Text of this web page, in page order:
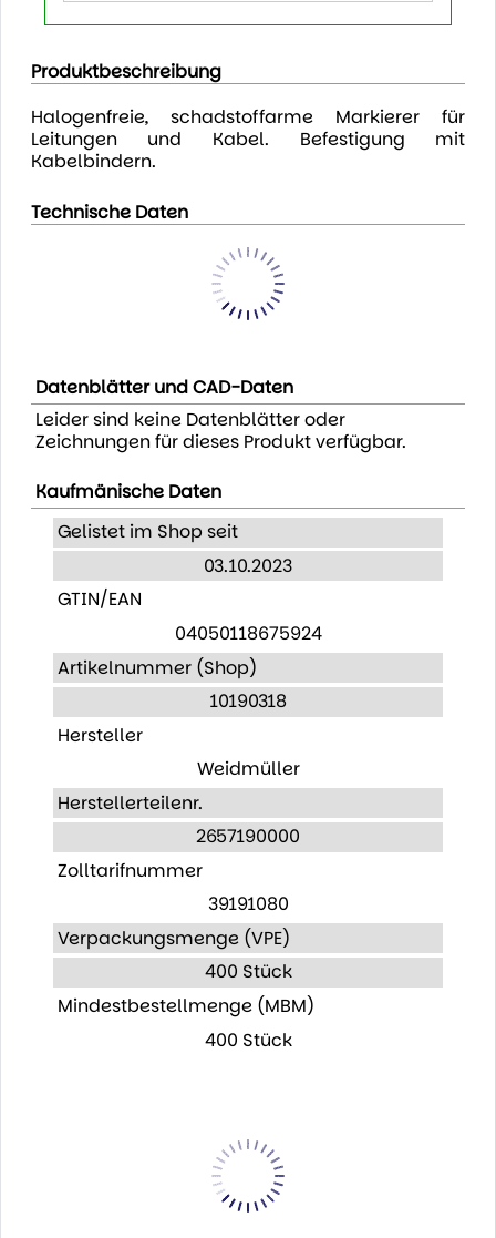
Produktbeschreibung
Halogenfreie, schadstoffarme Markierer für
Leitungen und Kabel. Befestigung mit
Kabelbindern.
Technische Daten
Datenblätter und CAD-Daten
Leider sind keine Datenblätter oder
Zeichnungen für dieses Produkt verfügbar.
Kaufmänische Daten
Gelistet im Shop seit
03.10.2023
GTIN/EAN
04050118675924
Artikelnummer (Shop)
10190318
Hersteller
Weidmüller
Herstellerteilenr.
2657190000
Zolltarifnummer
39191080
Verpackungsmenge (VPE)
400 Stück
Mindestbestellmenge (MBM)
400 Stück